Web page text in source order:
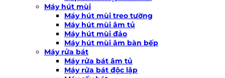
Máy hút mùi
Máy hút mùi treo tường
Máy hút mùi âm tủ
Máy hút mùi đảo
Máy hút mùi âm bàn bếp
Máy rửa bát
Máy rửa bát âm tủ
Máy rửa bát độc lập